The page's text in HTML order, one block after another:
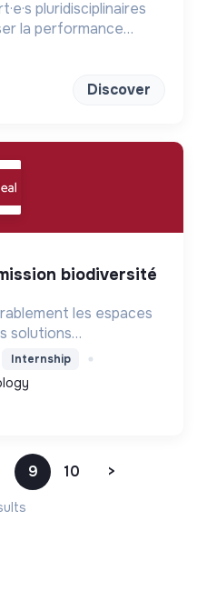
pluridisciplinaires
la performance
Discover
les espaces
solutions
afin de
des territoires et des
Internship
9 10 >